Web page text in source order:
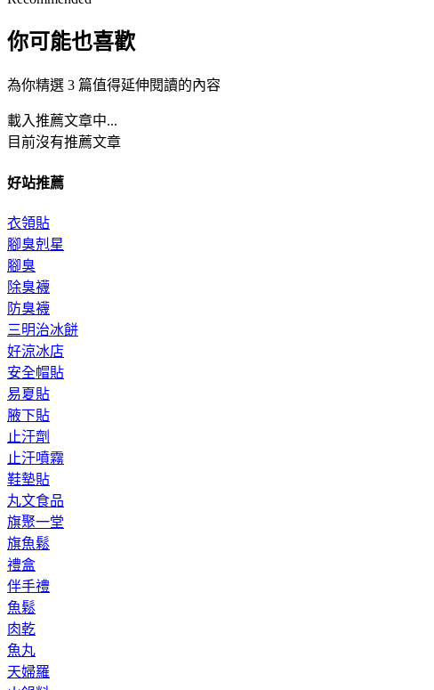
你可能也喜歡
為你精選 3 篇值得延伸閱讀的內容
載入推薦文章中...
目前沒有推薦文章
好站推薦
衣領貼
腳臭剋星
腳臭
除臭襪
防臭襪
三明治冰餅
好涼冰店
安全帽貼
易夏貼
腋下貼
止汗劑
止汗噴霧
鞋墊貼
丸文食品
旗聚一堂
旗魚鬆
禮盒
伴手禮
魚鬆
肉乾
魚丸
天婦羅